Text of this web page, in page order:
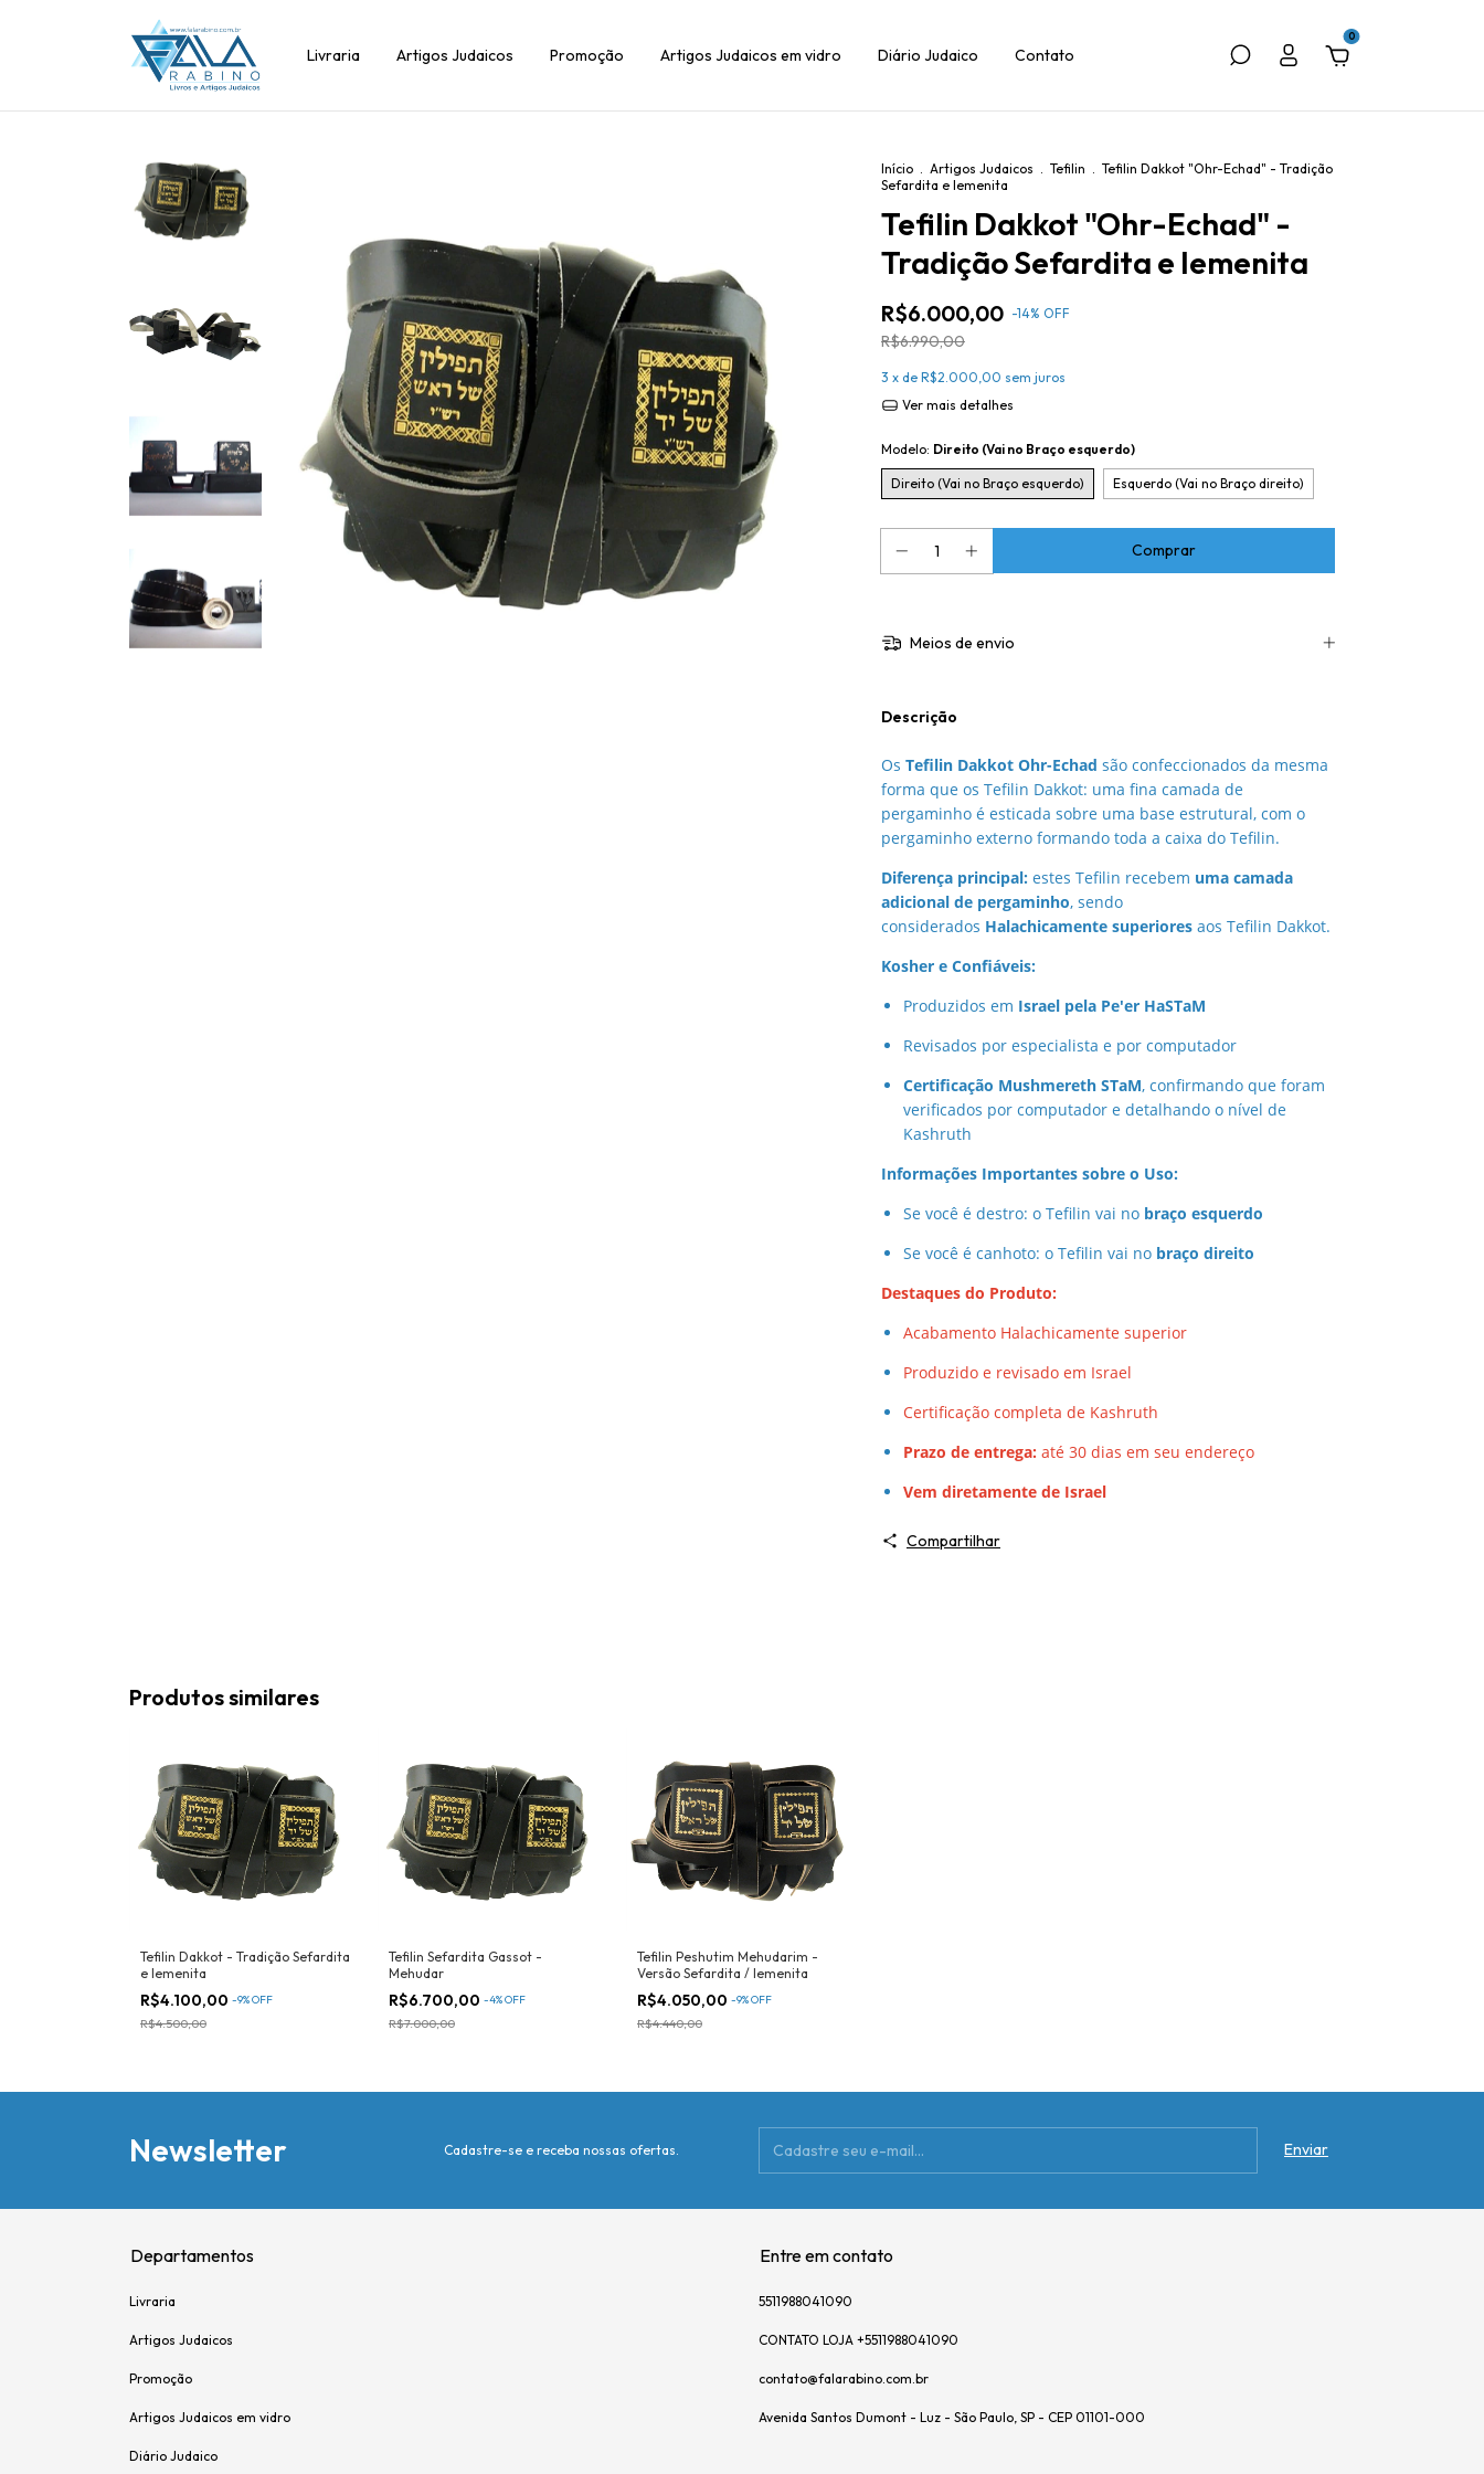
Livraria Artigos Judaicos Promoção Artigos Judaicos em vidro Diário Judaico Contato
0
Início . Artigos Judaicos . Tefilin . Tefilin Dakkot "Ohr-Echad" - Tradição
Sefardita e Iemenita
Tefilin Dakkot "Ohr-Echad" -
Tradição Sefardita e Iemenita
R$6.000,00 -14% OFF
R$6.990,00
3 x de R$2.000,00 sem juros
Ver mais detalhes
Modelo: Direito (Vai no Braço esquerdo)
Direito (Vai no Braço esquerdo) Esquerdo (Vai no Braço direito)
Meios de envio
Descrição
Os Tefilin Dakkot Ohr-Echad são confeccionados da mesma
forma que os Tefilin Dakkot: uma fina camada de
pergaminho é esticada sobre uma base estrutural, com o
pergaminho externo formando toda a caixa do Tefilin.
Diferença principal: estes Tefilin recebem uma camada
adicional de pergaminho, sendo
considerados Halachicamente superiores aos Tefilin Dakkot.
Kosher e Confiáveis:
Produzidos em Israel pela Pe'er HaSTaM
Revisados por especialista e por computador
Certificação Mushmereth STaM, confirmando que foram
verificados por computador e detalhando o nível de
Kashruth
Informações Importantes sobre o Uso:
Se você é destro: o Tefilin vai no braço esquerdo
Se você é canhoto: o Tefilin vai no braço direito
Destaques do Produto:
Acabamento Halachicamente superior
Produzido e revisado em Israel
Certificação completa de Kashruth
Prazo de entrega: até 30 dias em seu endereço
Vem diretamente de Israel
Compartilhar
Produtos similares
Tefilin Dakkot - Tradição Sefardita
e Iemenita
R$4.100,00 -9%OFF
R$4.500,00
Tefilin Sefardita Gassot -
Mehudar
R$6.700,00 -4%OFF
R$7.000,00
Tefilin Peshutim Mehudarim -
Versão Sefardita / Iemenita
R$4.050,00 -9%OFF
R$4.440,00
Newsletter Cadastre-se e receba nossas ofertas.
Departamentos
Livraria
Artigos Judaicos
Promoção
Artigos Judaicos em vidro
Diário Judaico
Entre em contato
5511988041090
CONTATO LOJA +5511988041090
contato@falarabino.com.br
Avenida Santos Dumont - Luz - São Paulo, SP - CEP 01101-000